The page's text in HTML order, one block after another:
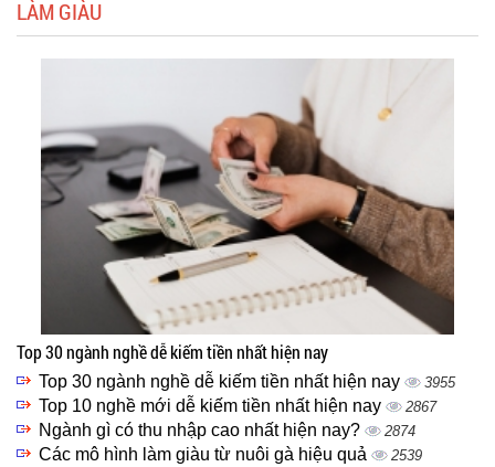
LÀM GIÀU
Top 30 ngành nghề dễ kiếm tiền nhất hiện nay
Top 30 ngành nghề dễ kiếm tiền nhất hiện nay 3955
Top 10 nghề mới dễ kiếm tiền nhất hiện nay 2867
Ngành gì có thu nhập cao nhất hiện nay? 2874
Các mô hình làm giàu từ nuôi gà hiệu quả 2539